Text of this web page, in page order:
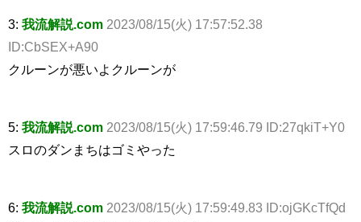
3: 我流解説.com 2023/08/15(火) 17:57:52.38
ID:CbSEX+A90
クルーンが悪いよクルーンが
5: 我流解説.com 2023/08/15(火) 17:59:46.79 ID:27qkiT+Y0
スロのダンまちはゴミやった
6: 我流解説.com 2023/08/15(火) 17:59:49.83 ID:ojGKcTfQd